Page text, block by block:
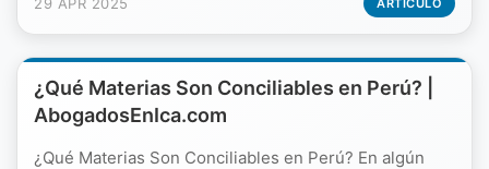
ARTÍCULO
¿Qué Materias Son Conciliables en Perú? |
AbogadosEnIca.com
¿Qué Materias Son Conciliables en Perú? En algún